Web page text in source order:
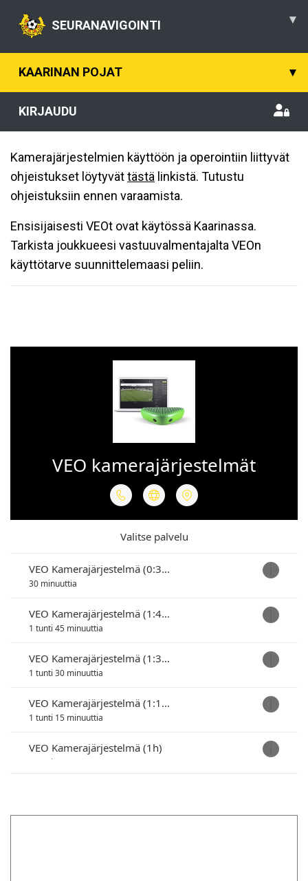
SEURANAVIGOINTI ▾
KAARINAN POJAT ▾
KIRJAUDU
Kamerajärjestelmien käyttöön ja operointiin liittyvät
ohjeistukset löytyvättästä linkistä. Tutustu
ohjeistuksiin ennen varaamista.
Ensisijaisesti VEOt ovat käytössä Kaarinassa.
Tarkista joukkueesi vastuuvalmentajalta VEOn
käyttötarve suunnittelemaasi peliin.